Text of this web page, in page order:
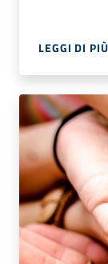
LEGGI DI PIÙ